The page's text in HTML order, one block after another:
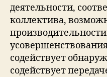
деятельности,
коллектива,
содействует
содействует